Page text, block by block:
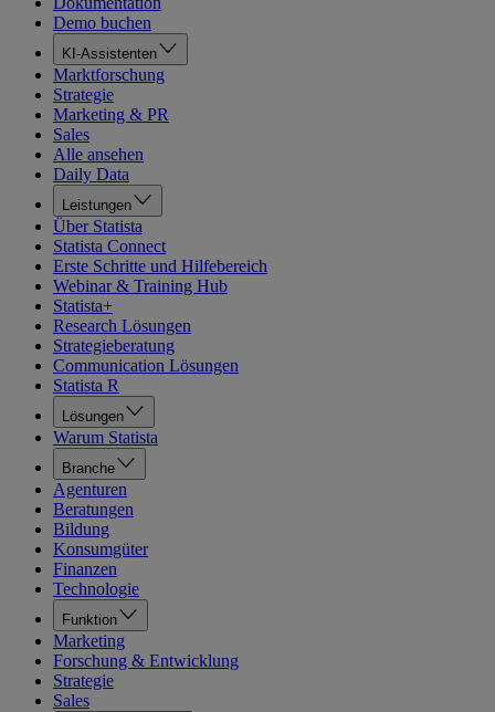
Demo buchen
KI-Assistenten
Marktforschung
Strategie
Marketing & PR
Sales
Alle ansehen
Daily Data
Leistungen
Über Statista
Statista Connect
Erste Schritte und Hilfebereich
Webinar & Training Hub
Statista+
Research Lösungen
Strategieberatung
Communication Lösungen
Statista R
Lösungen
Warum Statista
Branche
Agenturen
Beratungen
Bildung
Konsumgüter
Finanzen
Technologie
Funktion
Marketing
Forschung & Entwicklung
Strategie
Sales